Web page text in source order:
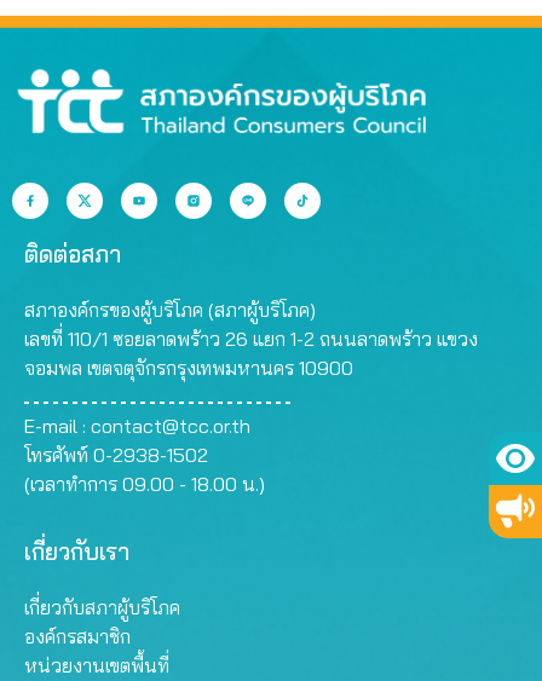
ติดต่อสภา
สภาองค์กรของผู้บริโภค (สภาผู้บริโภค)
เลขที่ 110/1 ซอยลาดพร้าว 26 แยก 1-2 ถนนลาดพร้าว แขวง
จอมพล เขตจตุจักรกรุงเทพมหานคร 10900
E-mail : contact@tcc.or.th
โทรศัพท์ 0-2938-1502
(เวลาทำการ 09.00 - 18.00 น.)
เกี่ยวกับเรา
เกี่ยวกับสภาผู้บริโภค
องค์กรสมาชิก
หน่วยงานเขตพื้นที่